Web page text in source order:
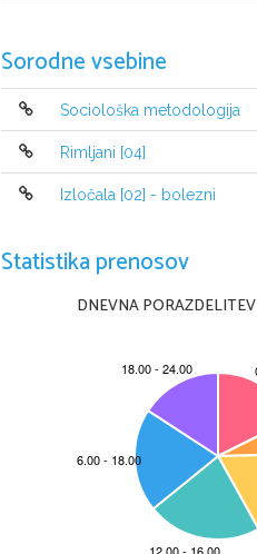
Sorodne vsebine
Sociološka metodologija
Rimljani [04]
Izločala [02] - bolezni
Statistika prenosov
DNEVNA PORAZDELITEV